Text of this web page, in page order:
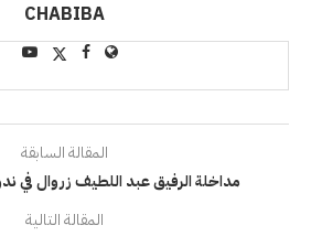
CHABIBA
المقالة السابقة
مداخلة الرفيق عبد اللطيف زروال في
المقالة التالية